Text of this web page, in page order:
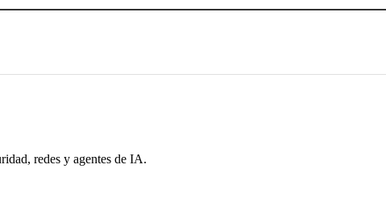
redes y agentes de IA.